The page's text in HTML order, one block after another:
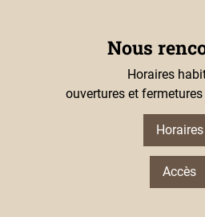
Nous
Horaires
ouvertures et
Horaires
Accès